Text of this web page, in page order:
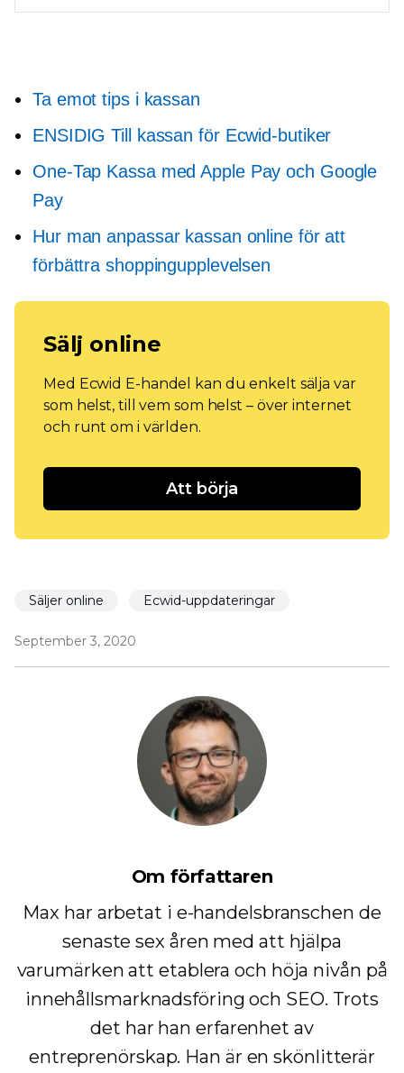
Ta emot tips i kassan
ENSIDIG Till kassan för Ecwid-butiker
One-Tap Kassa med Apple Pay och Google
Pay
Hur man anpassar kassan online för att
förbättra shoppingupplevelsen
Sälj online
Med Ecwid E-handel kan du enkelt sälja var
som helst, till vem som helst – över internet
och runt om i världen.
Att börja
Säljer online Ecwid-uppdateringar
September 3, 2020
Om författaren
Max har arbetat i e-handelsbranschen de
senaste sex åren med att hjälpa
varumärken att etablera och höja nivån på
innehållsmarknadsföring och SEO. Trots
det har han erfarenhet av
entreprenörskap. Han är en skönlitterär